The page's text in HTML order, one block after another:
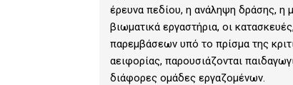
έρευνα πεδίου, η ανάληψη δράσης, η
βιωματικά εργαστήρια, οι
παρεμβάσεων υπό το πρίσμα της
αειφορίας, παρουσιάζονται
διάφορες ομάδες εργαζομένων.